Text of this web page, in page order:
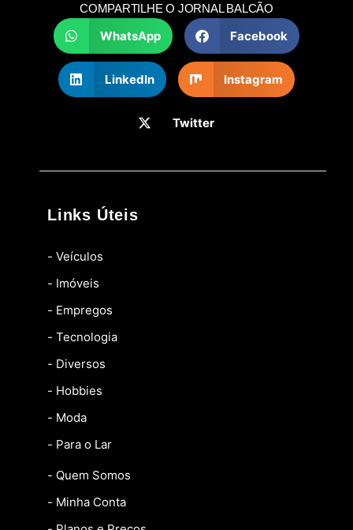
COMPARTILHE O JORNAL BALCÃO
WhatsApp Facebook
LinkedIn Instagram
Twitter
Links Úteis
- Veículos
- Imóveis
- Empregos
- Tecnologia
- Diversos
- Hobbies
- Moda
- Para o Lar
- Quem Somos
- Minha Conta